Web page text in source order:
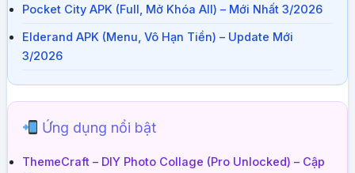
Pocket City APK (Full, Mở Khóa All) – Mới Nhất 3/2026
Elderand APK (Menu, Vô Hạn Tiền) – Update Mới
3/2026
Ứng dụng nổi bật
ThemeCraft – DIY Photo Collage (Pro Unlocked) – Cập